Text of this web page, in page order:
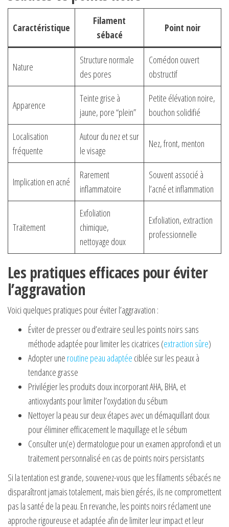
Caractéristique
Filament
sébacé
Point noir
Nature
Structure normale
des pores
Comédon ouvert
obstructif
Apparence
Teinte grise à
jaune, pore “plein”
Petite élévation noire,
bouchon solidifié
Localisation
fréquente
Autour du nez et sur
le visage
Nez, front, menton
Implication en acné
Rarement
inflammatoire
Souvent associé à
l’acné et inflammation
Traitement
Exfoliation
chimique,
nettoyage doux
Exfoliation, extraction
professionnelle
Les pratiques efficaces pour éviter
l’aggravation
Voici quelques pratiques pour éviter l’aggravation :
Éviter de presser ou d’extraire seul les points noirs sans
méthode adaptée pour limiter les cicatrices (extraction sûre)
Adopter une routine peau adaptée ciblée sur les peaux à
tendance grasse
Privilégier les produits doux incorporant AHA, BHA, et
antioxydants pour limiter l’oxydation du sébum
Nettoyer la peau sur deux étapes avec un démaquillant doux
pour éliminer efficacement le maquillage et le sébum
Consulter un(e) dermatologue pour un examen approfondi et un
traitement personnalisé en cas de points noirs persistants
Si la tentation est grande, souvenez-vous que les filaments sébacés ne
disparaîtront jamais totalement, mais bien gérés, ils ne compromettent
pas la santé de la peau. En revanche, les points noirs réclament une
approche rigoureuse et adaptée afin de limiter leur impact et leur